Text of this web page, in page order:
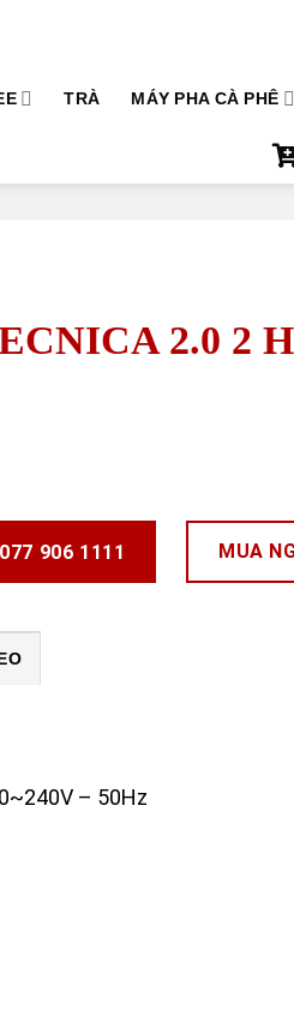
TRÀ MÁY PHA CÀ PHÊ
2.0 2
906 1111 MUA
– 50Hz